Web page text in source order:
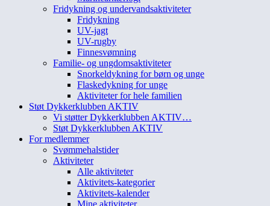
Fridykning og undervandsaktiviteter
Fridykning
UV-jagt
UV-rugby
Finnesvømning
Familie- og ungdomsaktiviteter
Snorkeldykning for børn og unge
Flaskedykning for unge
Aktiviteter for hele familien
Støt Dykkerklubben AKTIV
Vi støtter Dykkerklubben AKTIV…
Støt Dykkerklubben AKTIV
For medlemmer
Svømmehalstider
Aktiviteter
Alle aktiviteter
Aktivitets-kategorier
Aktivitets-kalender
Mine aktiviteter